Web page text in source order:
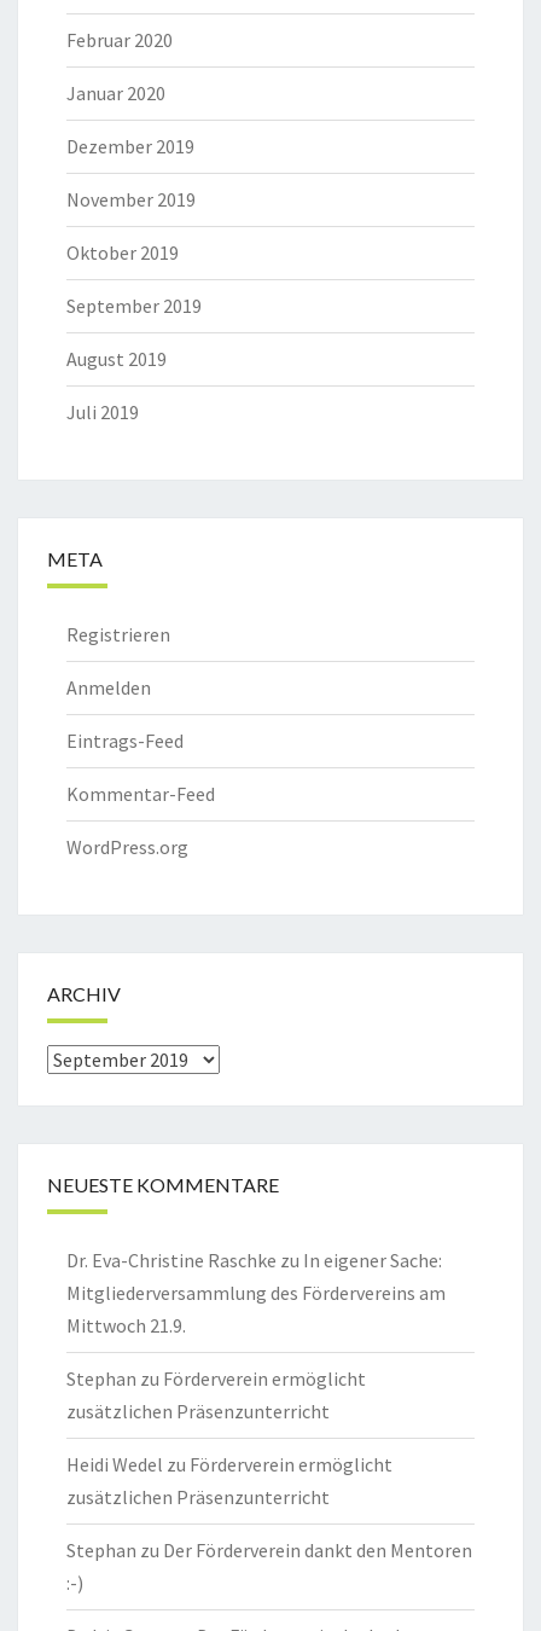
Februar 2020
Januar 2020
Dezember 2019
November 2019
Oktober 2019
September 2019
August 2019
Juli 2019
META
Registrieren
Anmelden
Eintrags-Feed
Kommentar-Feed
WordPress.org
ARCHIV
Archiv
NEUESTE KOMMENTARE
Dr. Eva-Christine Raschke zu In eigener Sache:
Mitgliederversammlung des Fördervereins am
Mittwoch 21.9.
Stephan zu Förderverein ermöglicht
zusätzlichen Präsenzunterricht
Heidi Wedel zu Förderverein ermöglicht
zusätzlichen Präsenzunterricht
Stephan zu Der Förderverein dankt den Mentoren
:-)